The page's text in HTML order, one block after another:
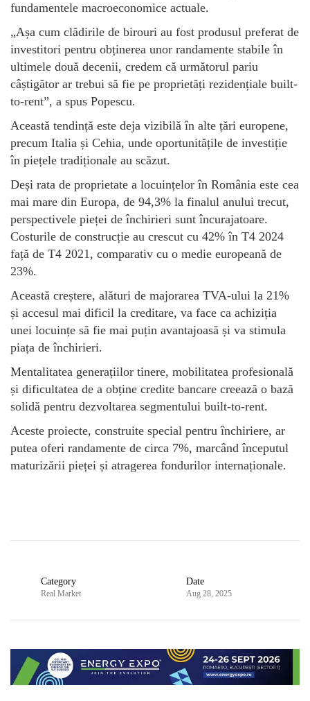
fundamentele macroeconomice actuale.
„Așa cum clădirile de birouri au fost produsul preferat de
investitori pentru obținerea unor randamente stabile în
ultimele două decenii, credem că următorul pariu
câștigător ar trebui să fie pe proprietăți rezidențiale built-
to-rent”, a spus Popescu.
Această tendință este deja vizibilă în alte țări europene,
precum Italia și Cehia, unde oportunitățile de investiție
în piețele tradiționale au scăzut.
Deși rata de proprietate a locuințelor în România este cea
mai mare din Europa, de 94,3% la finalul anului trecut,
perspectivele pieței de închirieri sunt încurajatoare.
Costurile de construcție au crescut cu 42% în T4 2024
față de T4 2021, comparativ cu o medie europeană de
23%.
Această creștere, alături de majorarea TVA-ului la 21%
și accesul mai dificil la creditare, va face ca achiziția
unei locuințe să fie mai puțin avantajoasă și va stimula
piața de închirieri.
Mentalitatea generațiilor tinere, mobilitatea profesională
și dificultatea de a obține credite bancare creează o bază
solidă pentru dezvoltarea segmentului built-to-rent.
Aceste proiecte, construite special pentru închiriere, ar
putea oferi randamente de circa 7%, marcând începutul
maturizării pieței și atragerea fondurilor internaționale.
Category
Real Market
Date
Aug 28, 2025